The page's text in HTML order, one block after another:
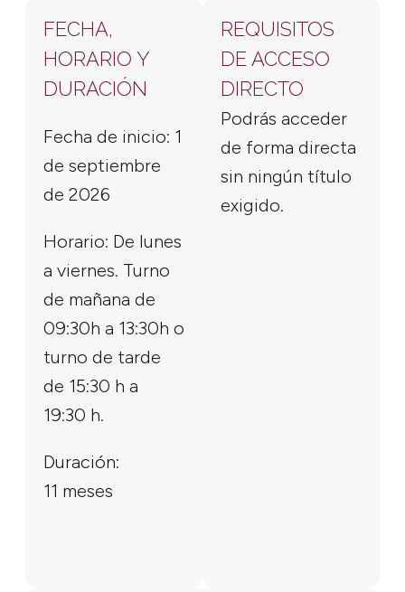
FECHA,
HORARIO Y
DURACIÓN
Fecha de inicio: 1
de septiembre
de 2026
Horario: De lunes
a viernes. Turno
de mañana de
09:30h a 13:30h o
turno de tarde
de 15:30 h a
19:30 h.
Duración:
11 meses
REQUISITOS
DE ACCESO
DIRECTO
Podrás acceder
de forma directa
sin ningún título
exigido.